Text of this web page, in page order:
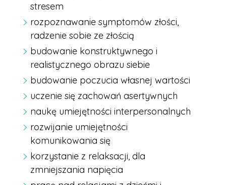
stresem
rozpoznawanie symptomów złości,
radzenie sobie ze złością
budowanie konstruktywnego i
realistycznego obrazu siebie
budowanie poczucia własnej wartości
uczenie się zachowań asertywnych
naukę umiejętności interpersonalnych
rozwijanie umiejętności
komunikowania się
korzystanie z relaksacji, dla
zmniejszania napięcia